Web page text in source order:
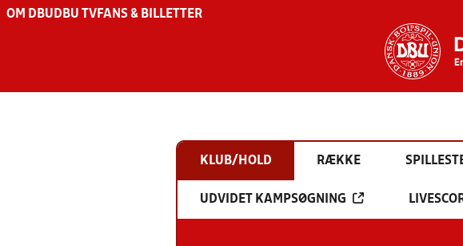
OM DBU DBU TV FANS & BILLETTER
KLUB/HOLD RÆKKE
UDVIDET KAMPSØGNING